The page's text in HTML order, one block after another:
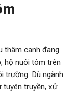
thâm canh đang
hộ nuôi tôm trên
trường. Dù ngành
tuyên truyền, xử